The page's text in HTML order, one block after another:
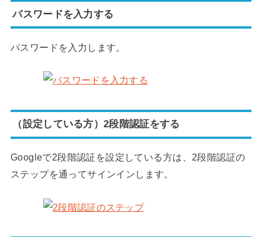
パスワードを入力する
パスワードを入力します。
（設定している方）2段階認証をする
Googleで2段階認証を設定している方は、2段階認証の
ステップを通ってサインインします。